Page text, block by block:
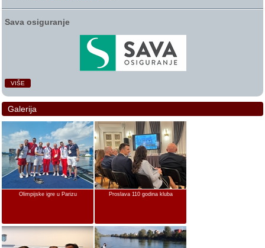
Sava osiguranje
VIŠE
Galerija
Olimpijske igre u Parizu Proslava 110 godina kluba